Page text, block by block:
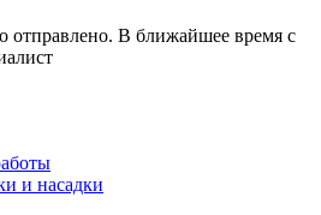
отправлено. В ближайшее время с
и насадки